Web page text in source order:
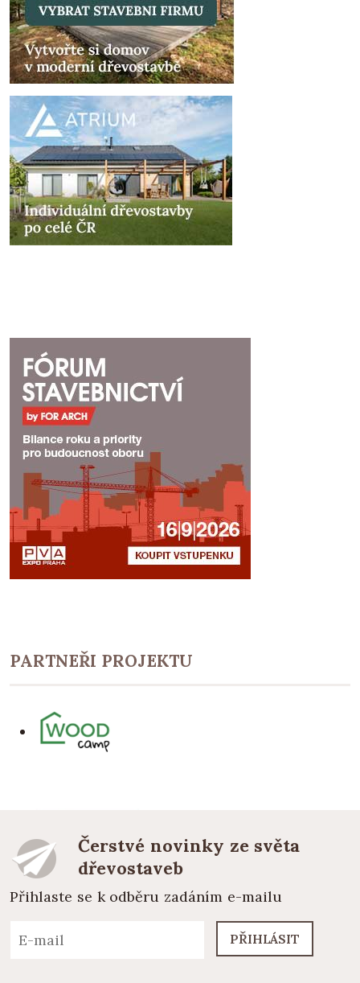
PARTNEŘI PROJEKTU
Čerstvé novinky ze světa
dřevostaveb
Přihlaste se k odběru zadáním e-mailu
PŘIHLÁSIT